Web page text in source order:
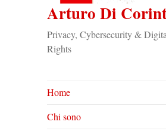
Arturo Di
Privacy, Cybersecurity &
Rights
Home
Chi sono